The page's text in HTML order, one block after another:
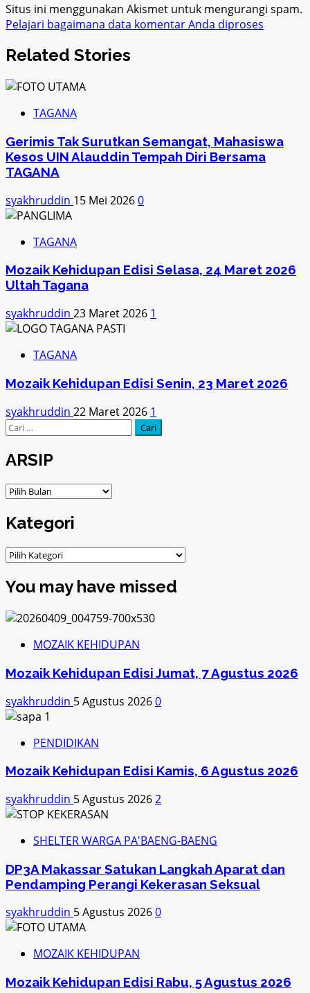
Situs ini menggunakan Akismet untuk mengurangi spam.
Pelajari bagaimana data komentar Anda diproses
Related Stories
TAGANA
Gerimis Tak Surutkan Semangat, Mahasiswa
Kesos UIN Alauddin Tempah Diri Bersama
TAGANA
syakhruddin 15 Mei 20260
TAGANA
Mozaik Kehidupan Edisi Selasa, 24 Maret 2026
Ultah Tagana
syakhruddin 23 Maret 2026 1
TAGANA
Mozaik Kehidupan Edisi Senin, 23 Maret 2026
syakhruddin 22 Maret 2026 1
Cari
untuk:
ARSIP
ARSIP
Kategori
Kategori
You may have missed
MOZAIK KEHIDUPAN
Mozaik Kehidupan Edisi Jumat, 7 Agustus 2026
syakhruddin 5 Agustus 20260
PENDIDIKAN
Mozaik Kehidupan Edisi Kamis, 6 Agustus 2026
syakhruddin 5 Agustus 20262
SHELTER WARGA PA'BAENG-BAENG
DP3A Makassar Satukan Langkah Aparat dan
Pendamping Perangi Kekerasan Seksual
syakhruddin 5 Agustus 20260
MOZAIK KEHIDUPAN
Mozaik Kehidupan Edisi Rabu, 5 Agustus 2026